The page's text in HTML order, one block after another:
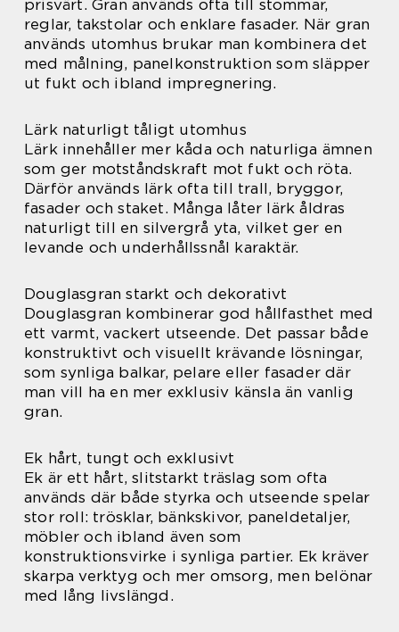
prisvärt. Gran används ofta till stommar,
reglar, takstolar och enklare fasader. När gran
används utomhus brukar man kombinera det
med målning, panelkonstruktion som släpper
ut fukt och ibland impregnering.
Lärk naturligt tåligt utomhus
Lärk innehåller mer kåda och naturliga ämnen
som ger motståndskraft mot fukt och röta.
Därför används lärk ofta till trall, bryggor,
fasader och staket. Många låter lärk åldras
naturligt till en silvergrå yta, vilket ger en
levande och underhållssnål karaktär.
Douglasgran starkt och dekorativt
Douglasgran kombinerar god hållfasthet med
ett varmt, vackert utseende. Det passar både
konstruktivt och visuellt krävande lösningar,
som synliga balkar, pelare eller fasader där
man vill ha en mer exklusiv känsla än vanlig
gran.
Ek hårt, tungt och exklusivt
Ek är ett hårt, slitstarkt träslag som ofta
används där både styrka och utseende spelar
stor roll: trösklar, bänkskivor, paneldetaljer,
möbler och ibland även som
konstruktionsvirke i synliga partier. Ek kräver
skarpa verktyg och mer omsorg, men belönar
med lång livslängd.